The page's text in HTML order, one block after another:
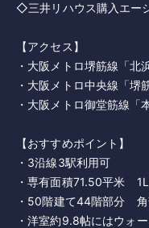
◇三井リハウス購入エー
【アクセス】
・大阪メトロ堺筋線「北
・大阪メトロ中央線「堺
・大阪メトロ御堂筋線「
【おすすめポイント】
・3沿線3駅利用可
・専有面積71.50平米
・50階建て44階部分
・洋室約9.8帖にはウォ